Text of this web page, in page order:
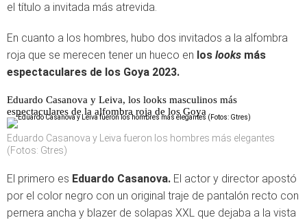
el título a invitada más atrevida.
En cuanto a los hombres, hubo dos invitados a la alfombra
roja que se merecen tener un hueco en los looks más
espectaculares de los Goya 2023.
Eduardo Casanova y Leiva, los looks masculinos más
espectaculares de la alfombra roja de los Goya
Eduardo Casanova y Leiva fueron los hombres más elegantes
(Fotos: Gtres)
El primero es Eduardo Casanova. El actor y director apostó
por el color negro con un original traje de pantalón recto con
pernera ancha y blazer de solapas XXL que dejaba a la vista